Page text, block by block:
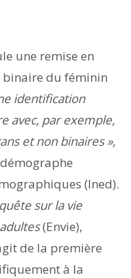
une remise en
binaire du féminin
identification
avec, par exemple,
et non binaires »,
(Ined).
sur la vie
(Envie),
de la première
à la